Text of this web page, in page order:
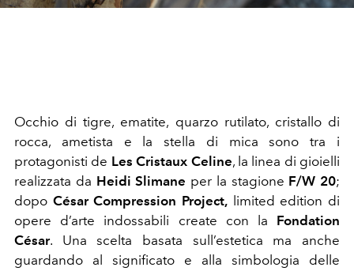
Occhio di tigre, ematite, quarzo rutilato, cristallo di
rocca, ametista e la stella di mica sono tra i
protagonisti de Les Cristaux Celine, la linea di gioielli
realizzata da Heidi Slimane per la stagione F/W 20;
dopo César Compression Project, limited edition di
opere d’arte indossabili create con la Fondation
César. Una scelta basata sull’estetica ma anche
guardando al significato e alla simbologia delle